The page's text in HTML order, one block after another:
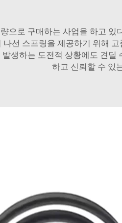
으로 구매하는 사업을 하고
나선 스프링을 제공하기 위해
생하는 도전적 상황에도 견딜
하고 신뢰할 수 있